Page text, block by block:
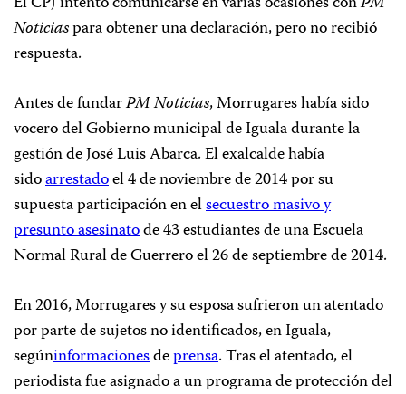
Noticiaspara obtener una declaración, pero no recibió
respuesta.
Antes de fundarPM Noticias, Morrugares había sido
vocero del Gobierno municipal de Iguala durante la
gestión de José Luis Abarca. El exalcalde había
sidoarrestadoel 4 de noviembre de 2014 por su
supuesta participación en elsecuestro masivo y
presunto asesinatode 43 estudiantes de una Escuela
Normal Rural de Guerrero el 26 de septiembre de 2014.
En 2016, Morrugares y su esposa sufrieron un atentado
por parte de sujetos no identificados, en Iguala,
segúninformacionesdeprensa. Tras el atentado, el
periodista fue asignado a un programa de protección del